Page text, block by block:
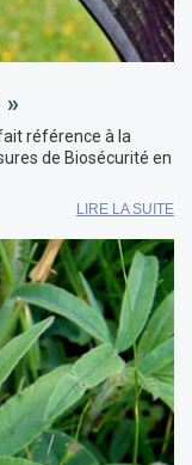
référence à la
de Biosécurité en
LIRE LA SUITE